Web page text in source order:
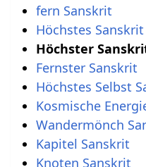
fern Sanskrit
Höchstes Sanskrit
Höchster
Fernster Sanskrit
Höchstes Selbst
Kosmische
Wandermönch
Kapitel Sanskrit
Knoten Sanskrit